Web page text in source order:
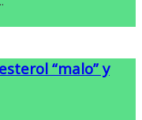
“malo” y